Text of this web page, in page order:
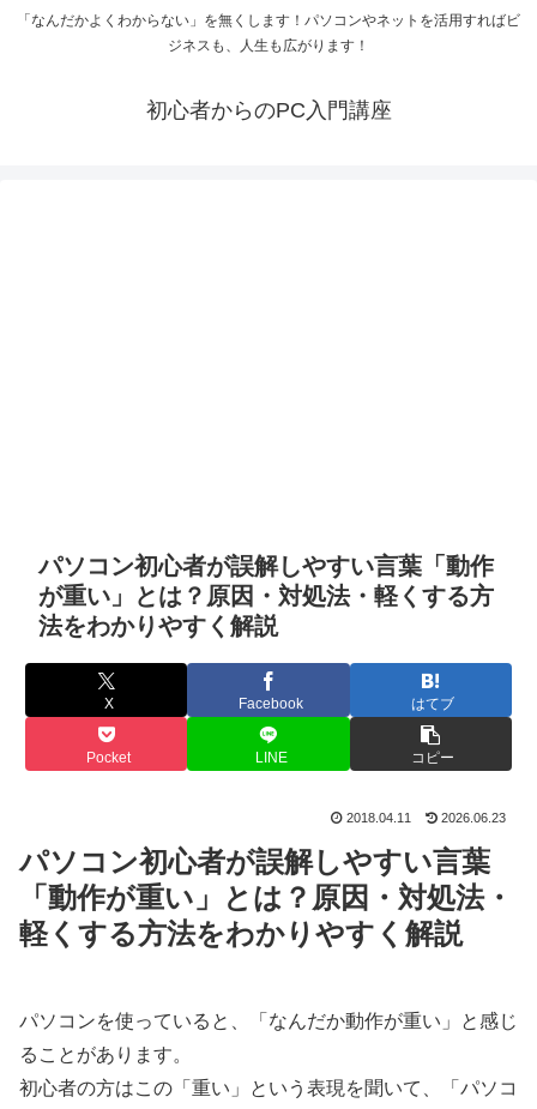
「なんだかよくわからない」を無くします！パソコンやネットを活用すればビ
ジネスも、人生も広がります！
初心者からのPC入門講座
パソコン初心者が誤解しやすい言葉「動作
が重い」とは？原因・対処法・軽くする方
法をわかりやすく解説
X Facebook はてブ
Pocket LINE コピー
2018.04.11 2026.06.23
パソコン初心者が誤解しやすい言葉
「動作が重い」とは？原因・対処法・
軽くする方法をわかりやすく解説
パソコンを使っていると、「なんだか動作が重い」と感じ
ることがあります。
初心者の方はこの「重い」という表現を聞いて、「パソコ